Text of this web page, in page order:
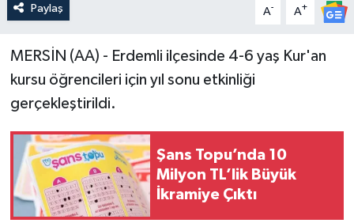
Paylaş A- A+
MERSİN (AA) - Erdemli ilçesinde 4-6 yaş Kur'an
kursu öğrencileri için yıl sonu etkinliği
gerçekleştirildi.
Şans Topu’nda 10
Milyon TL’lik Büyük
İkramiye Çıktı